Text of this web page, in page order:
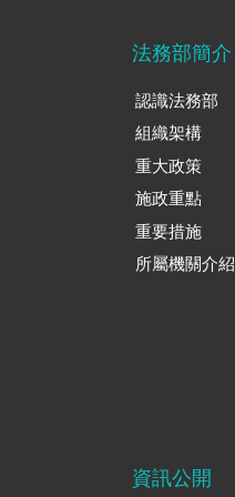
法務部簡介
認識法務部
組織架構
重大政策
施政重點
重要措施
所屬機關介紹
資訊公開